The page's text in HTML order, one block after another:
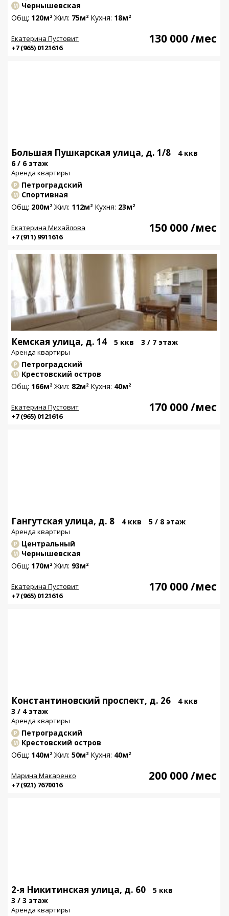
130 000/мес
Екатерина Пустовит
+7 (965) 0121616
М Чернышевская
Общ: 120м2Жил: 75м2Кухня: 18м2
150 000/мес
Екатерина Михайлова
+7 (911) 9911616
Большая Пушкарская улица, д. 1/8
4 ккв
6 / 6 этаж
Аренда квартиры
Р Петроградский
М Спортивная
Общ: 200м2Жил: 112м2Кухня: 23м2
170 000/мес
Екатерина Пустовит
+7 (965) 0121616
Кемская улица, д. 14 5 ккв 3 / 7 этаж
Аренда квартиры
Р Петроградский
М Крестовский остров
Общ: 166м2Жил: 82м2Кухня: 40м2
170 000/мес
Екатерина Пустовит
+7 (965) 0121616
Гангутская улица, д. 8 4 ккв 5 / 8 этаж
Аренда квартиры
Р Центральный
М Чернышевская
Общ: 170м2Жил: 93м2
200 000/мес
Марина Макаренко
+7 (921) 7670016
Константиновский проспект, д. 26
4 ккв
3 / 4 этаж
Аренда квартиры
Р Петроградский
М Крестовский остров
Общ: 140м2Жил: 50м2Кухня: 40м2
2-я Никитинская улица, д. 60
5 ккв
3 / 3 этаж
Аренда квартиры